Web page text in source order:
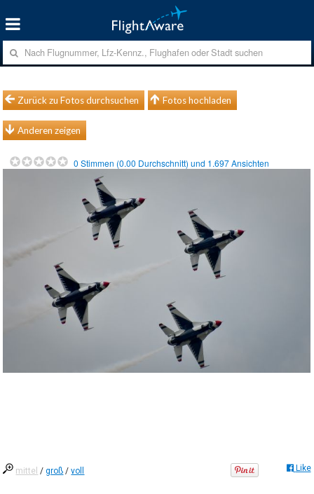
Zurück zu Fotos durchsuchen Fotos hochladen
Anderen zeigen
0 Stimmen (0.00 Durchschnitt) und 1.697Ansichten
mittel /groß /voll Like